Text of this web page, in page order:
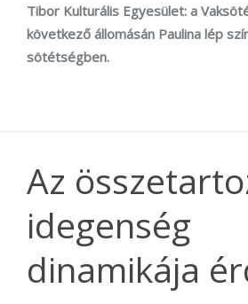
Tibor Kulturális Egyesület: a
következő állomásán Paulina lép
sötétségben.
Az
idegenség
dinamikája